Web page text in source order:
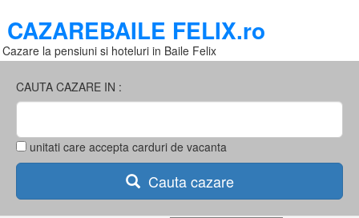
CAZAREBAILE FELIX.ro
Cazare la pensiuni si hoteluri in Baile Felix
CAUTA CAZARE IN :
unitati care accepta carduri de vacanta
Cauta cazare